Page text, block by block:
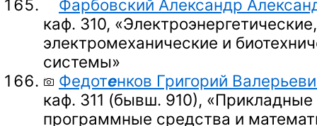
Фарбовский Александр
каф. 310, «Электроэнергетические,
электромеханические и
системы»
Федотенков Григорий
каф. 311 (бывш. 910), «Прикладные
программные средства и